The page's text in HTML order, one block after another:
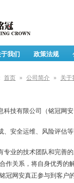
于我们 政策法规
首页 » 公司简介 » 关于
科技有限公司（铭冠网
、安全运维、风险评估等
专业的技术团队和完善
作关系，将自身优秀的
冠网安真正参与到客户